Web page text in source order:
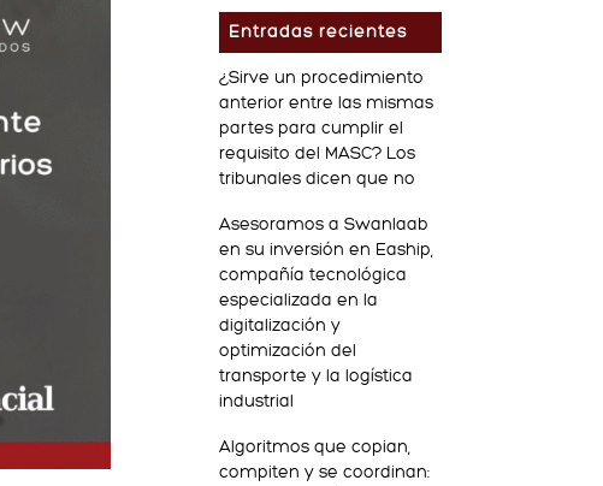
Entradas recientes
¿Sirve un procedimiento
anterior entre las mismas
partes para cumplir el
requisito del MASC? Los
tribunales dicen que no
Asesoramos a Swanlaab
en su inversión en Eaship,
compañía tecnológica
especializada en la
digitalización y
optimización del
transporte y la logística
industrial
Algoritmos que copian,
compiten y se coordinan: